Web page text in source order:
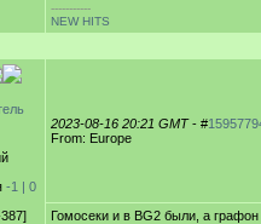
-----------
NEW HITS
-1 | 0
2023-08-16 20:21 GMT- #
From: Europe
Гомосеки и в BG2 были, а